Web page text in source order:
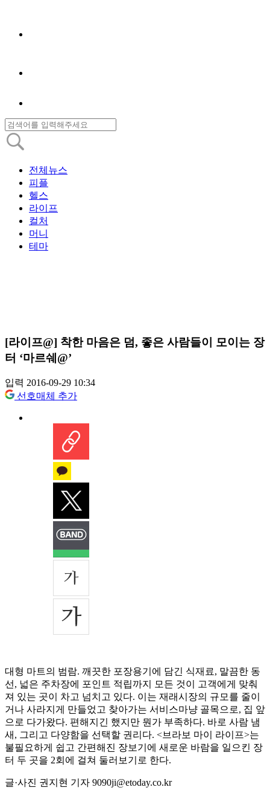
전체뉴스
피플
헬스
라이프
컬처
머니
테마
[라이프@] 착한 마음은 덤, 좋은 사람들이 모이는 장
터 ‘마르쉐@’
입력 2016-09-29 10:34
선호매체 추가
대형 마트의 범람. 깨끗한 포장용기에 담긴 식재료, 말끔한 동
선, 넓은 주차장에 포인트 적립까지 모든 것이 고객에게 맞춰
져 있는 곳이 차고 넘치고 있다. 이는 재래시장의 규모를 줄이
거나 사라지게 만들었고 찾아가는 서비스마냥 골목으로, 집 앞
으로 다가왔다. 편해지긴 했지만 뭔가 부족하다. 바로 사람 냄
새, 그리고 다양함을 선택할 권리다. <브라보 마이 라이프>는
불필요하게 쉽고 간편해진 장보기에 새로운 바람을 일으킨 장
터 두 곳을 2회에 걸쳐 둘러보기로 한다.
글·사진 권지현 기자 9090ji@etoday.co.kr